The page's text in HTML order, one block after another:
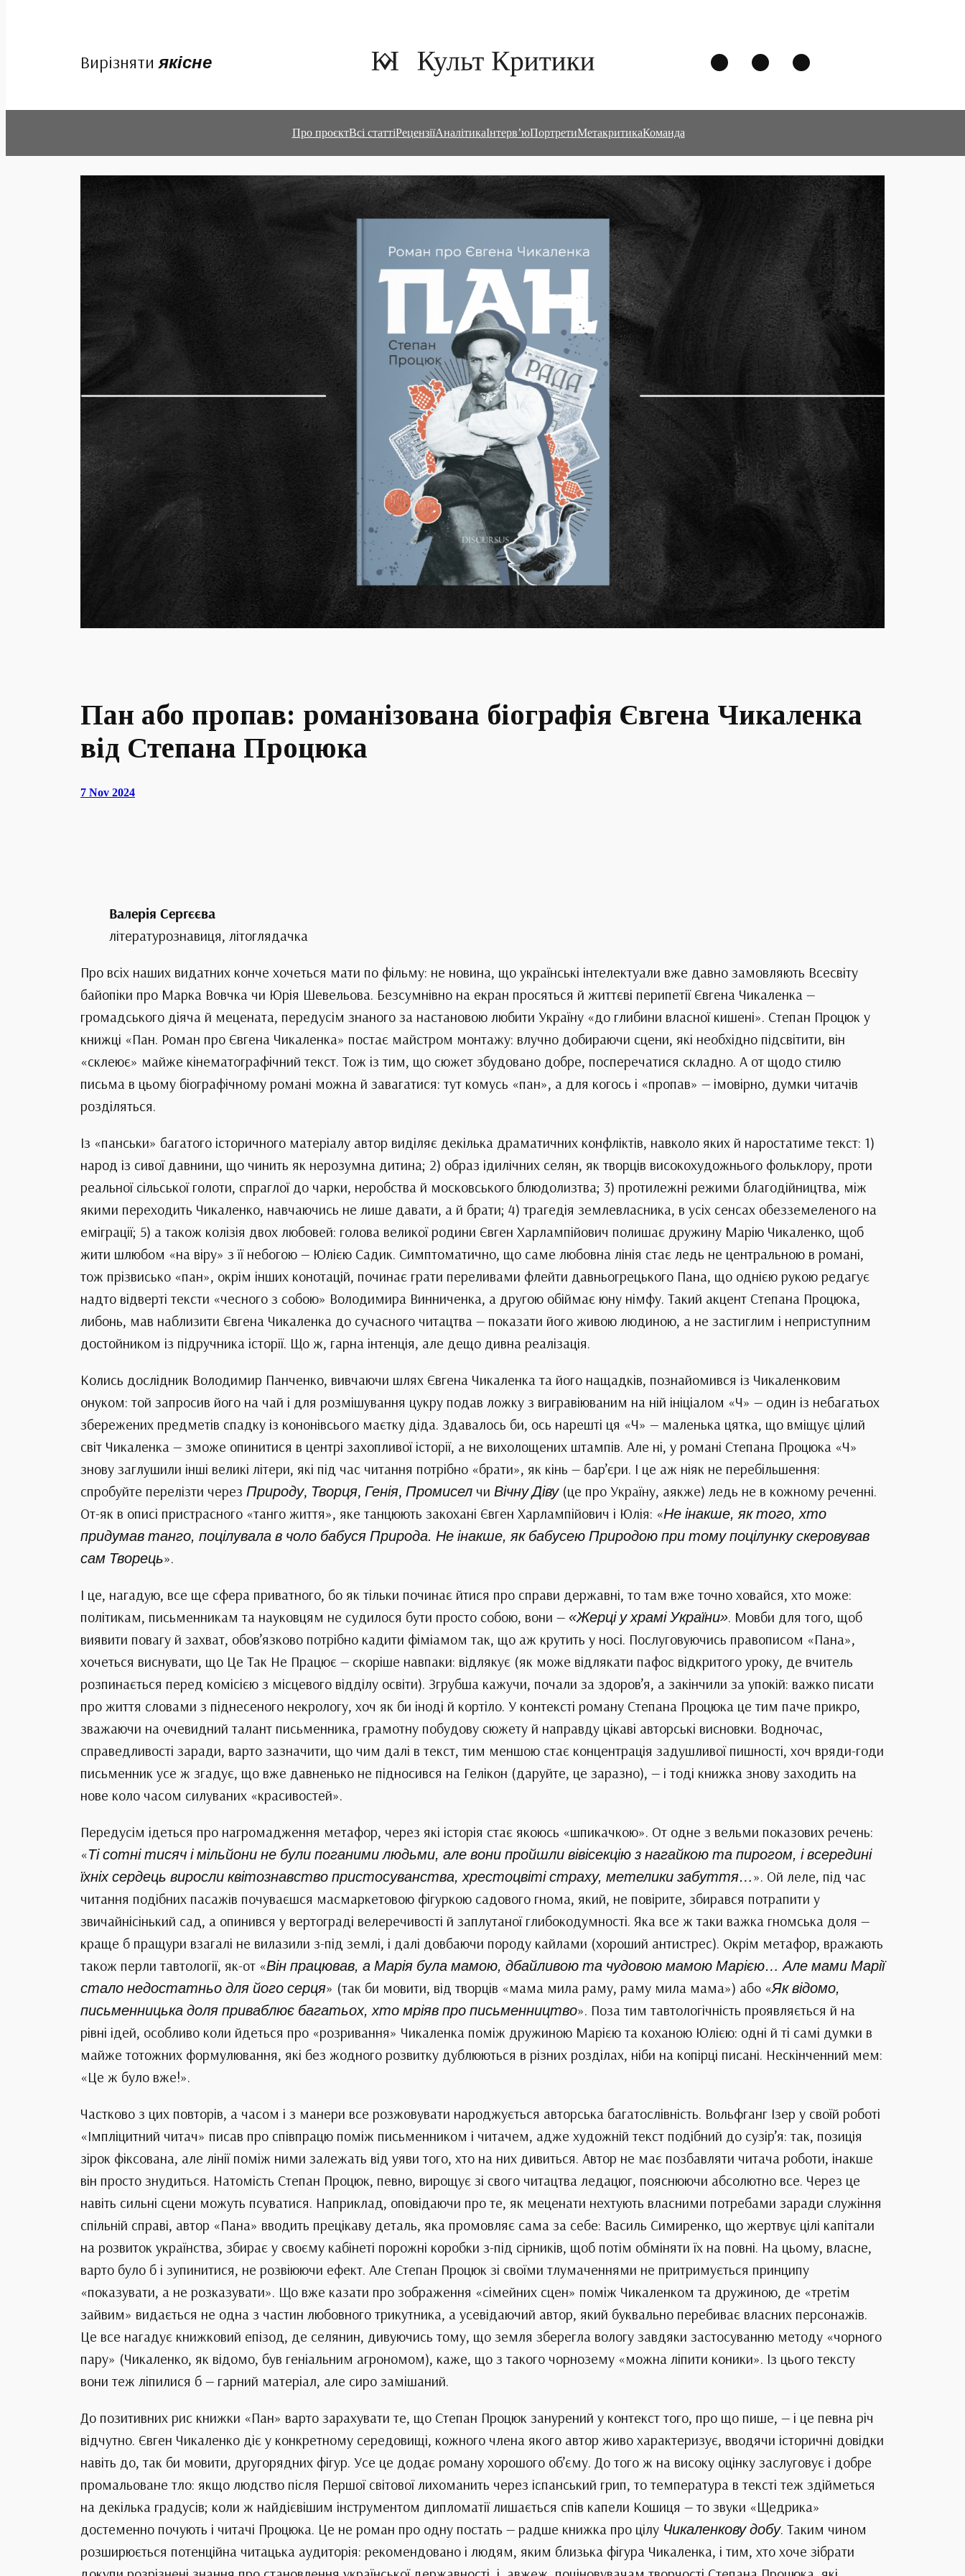
Вирізнятиякісне
Про проєктВсі статтіРецензіїАналітикаІнтерв’юПортретиМетакритикаКоманда
Пан або пропав: романізована біографія Євгена Чикаленка
від Степана Процюка
7 Nov 2024
Валерія Сергєєва
літературознавиця, літоглядачка
Про всіх наших видатних конче хочеться мати по фільму: не новина, що українські інтелектуали вже давно замовляють Всесвіту
байопіки про Марка Вовчка чи Юрія Шевельова. Безсумнівно на екран просяться й життєві перипетії Євгена Чикаленка —
громадського діяча й мецената, передусім знаного за настановою любити Україну «до глибини власної кишені». Степан Процюк у
книжці «Пан. Роман про Євгена Чикаленка» постає майстром монтажу: влучно добираючи сцени, які необхідно підсвітити, він
«склеює» майже кінематографічний текст. Тож із тим, що сюжет збудовано добре, посперечатися складно. А от щодо стилю
письма в цьому біографічному романі можна й завагатися: тут комусь «пан», а для когось і «пропав» — імовірно, думки читачів
розділяться.
Із «панськи» багатого історичного матеріалу автор виділяє декілька драматичних конфліктів, навколо яких й наростатиме текст: 1)
народ із сивої давнини, що чинить як нерозумна дитина; 2) образ ідилічних селян, як творців високохудожнього фольклору, проти
реальної сільської голоти, спраглої до чарки, неробства й московського блюдолизтва; 3) протилежні режими благодійництва, між
якими переходить Чикаленко, навчаючись не лише давати, а й брати; 4) трагедія землевласника, в усіх сенсах обезземеленого на
еміграції; 5) а також колізія двох любовей: голова великої родини Євген Харлампійович полишає дружину Марію Чикаленко, щоб
жити шлюбом «на віру» з її небогою — Юлією Садик. Симптоматично, що саме любовна лінія стає ледь не центральною в романі,
тож прізвисько «пан», окрім інших конотацій, починає грати переливами флейти давньогрецького Пана, що однією рукою редагує
надто відверті тексти «чесного з собою» Володимира Винниченка, а другою обіймає юну німфу. Такий акцент Степана Процюка,
либонь, мав наблизити Євгена Чикаленка до сучасного читацтва — показати його живою людиною, а не застиглим і неприступним
достойником із підручника історії. Що ж, гарна інтенція, але дещо дивна реалізація.
Колись дослідник Володимир Панченко, вивчаючи шлях Євгена Чикаленка та його нащадків, познайомився із Чикаленковим
онуком: той запросив його на чай і для розмішування цукру подав ложку з вигравіюваним на ній ініціалом «Ч» — один із небагатьох
збережених предметів спадку із кононівсього маєтку діда. Здавалось би, ось нарешті ця «Ч» — маленька цятка, що вміщує цілий
світ Чикаленка — зможе опинитися в центрі захопливої історії, а не вихолощених штампів. Але ні, у романі Степана Процюка «Ч»
знову заглушили інші великі літери, які під час читання потрібно «брати», як кінь — бар’єри. І це аж ніяк не перебільшення:
спробуйте перелізти через Природу, Творця, Генія, Промисел чи Вічну Діву(це про Україну, аякже) ледь не в кожному реченні.
От-як в описі пристрасного «танго життя», яке танцюють закохані Євген Харлампійович і Юлія: «Не інакше, як того, хто
придумав танго, поцілувала в чоло бабуся Природа. Не інакше, як бабусею Природою при тому поцілунку скеровував
сам Творець».
І це, нагадую, все ще сфера приватного, бо як тільки починає йтися про справи державні, то там вже точно ховайся, хто може:
політикам, письменникам та науковцям не судилося бути просто собою, вони — «Жерці у храмі України». Мовби для того, щоб
виявити повагу й захват, обов’язково потрібно кадити фіміамом так, що аж крутить у носі. Послуговуючись правописом «Пана»,
хочеться виснувати, що Це Так Не Працює — скоріше навпаки: відлякує (як може відлякати пафос відкритого уроку, де вчитель
розпинається перед комісією з місцевого відділу освіти). Згрубша кажучи, почали за здоров’я, а закінчили за упокій: важко писати
про життя словами з піднесеного некрологу, хоч як би іноді й кортіло. У контексті роману Степана Процюка це тим паче прикро,
зважаючи на очевидний талант письменника, грамотну побудову сюжету й направду цікаві авторські висновки. Водночас,
справедливості заради, варто зазначити, що чим далі в текст, тим меншою стає концентрація задушливої пишності, хоч вряди-годи
письменник усе ж згадує, що вже давненько не підносився на Гелікон (даруйте, це заразно), — і тоді книжка знову заходить на
нове коло часом силуваних «красивостей».
Передусім ідеться про нагромадження метафор, через які історія стає якоюсь «шпикачкою». От одне з вельми показових речень:
«Ті сотні тисяч і мільйони не були поганими людьми, але вони пройшли вівісекцію з нагайкою та пирогом, і всередині
їхніх сердець виросли квітознавство пристосуванства, хрестоцвіті страху, метелики забуття…». Ой леле, під час
читання подібних пасажів почуваєшся масмаркетовою фігуркою садового гнома, який, не повірите, збирався потрапити у
звичайнісінький сад, а опинився у вертограді велеречивості й заплутаної глибокодумності. Яка все ж таки важка гномська доля —
краще б пращури взагалі не вилазили з-під землі, і далі довбаючи породу кайлами (хороший антистрес). Окрім метафор, вражають
також перли тавтології, як-от «Він працював, а Марія була мамою, дбайливою та чудовою мамою Марією… Але мами Марії
стало недостатньо для його серця» (так би мовити, від творців «мама мила раму, раму мила мама») або «Як відомо,
письменницька доля приваблює багатьох, хто мріяв про письменництво». Поза тим тавтологічність проявляється й на
рівні ідей, особливо коли йдеться про «розривання» Чикаленка поміж дружиною Марією та коханою Юлією: одні й ті самі думки в
майже тотожних формулювання, які без жодного розвитку дублюються в різних розділах, ніби на копірці писані. Нескінченний мем:
«Це ж було вже!».
Частково з цих повторів, а часом і з манери все розжовувати народжується авторська багатослівність. Вольфганг Ізер у своїй роботі
«Імпліцитний читач» писав про співпрацю поміж письменником і читачем, адже художній текст подібний до сузір’я: так, позиція
зірок фіксована, але лінії поміж ними залежать від уяви того, хто на них дивиться. Автор не має позбавляти читача роботи, інакше
він просто знудиться. Натомість Степан Процюк, певно, вирощує зі свого читацтва ледацюг, пояснюючи абсолютно все. Через це
навіть сильні сцени можуть псуватися. Наприклад, оповідаючи про те, як меценати нехтують власними потребами заради служіння
спільній справі, автор «Пана» вводить прецікаву деталь, яка промовляє сама за себе: Василь Симиренко, що жертвує цілі капітали
на розвиток українства, збирає у своєму кабінеті порожні коробки з-під сірників, щоб потім обміняти їх на повні. На цьому, власне,
варто було б і зупинитися, не розвіюючи ефект. Але Степан Процюк зі своїми тлумаченнями не притримується принципу
«показувати, а не розказувати». Що вже казати про зображення «сімейних сцен» поміж Чикаленком та дружиною, де «третім
зайвим» видається не одна з частин любовного трикутника, а усевідаючий автор, який буквально перебиває власних персонажів.
Це все нагадує книжковий епізод, де селянин, дивуючись тому, що земля зберегла вологу завдяки застосуванню методу «чорного
пару» (Чикаленко, як відомо, був геніальним агрономом), каже, що з такого чорнозему «можна ліпити коники». Із цього тексту
вони теж ліпилися б — гарний матеріал, але сиро замішаний.
До позитивних рис книжки «Пан» варто зарахувати те, що Степан Процюк занурений у контекст того, про що пише, — і це певна річ
відчутно. Євген Чикаленко діє у конкретному середовищі, кожного члена якого автор живо характеризує, вводячи історичні довідки
навіть до, так би мовити, другорядних фігур. Усе це додає роману хорошого об’єму. До того ж на високу оцінку заслуговує і добре
промальоване тло: якщо людство після Першої світової лихоманить через іспанський грип, то температура в тексті теж здійметься
на декілька градусів; коли ж найдієвішим інструментом дипломатії лишається спів капели Кошиця — то звуки «Щедрика»
достеменно почують і читачі Процюка. Це не роман про одну постать — радше книжка про цілу Чикаленкову добу. Таким чином
розширюється потенційна читацька аудиторія: рекомендовано і людям, яким близька фігура Чикаленка, і тим, хто хоче зібрати